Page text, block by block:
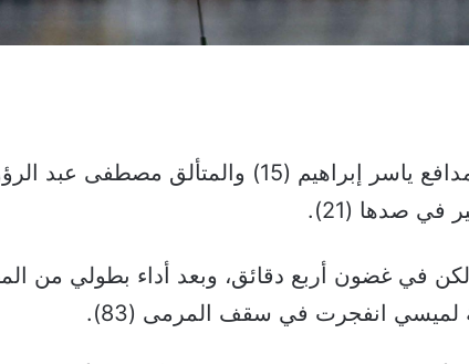
صدها (21).
في غضون أربع دقائق، وبعد أداء بطولي من